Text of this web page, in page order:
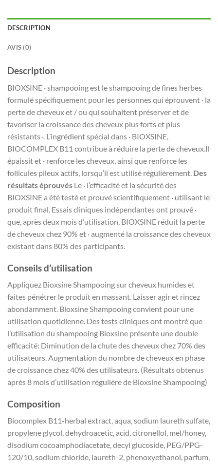
DESCRIPTION
AVIS (0)
Description
BIOXSINE · shampooing est le shampooing de fines herbes
formulé spécifiquement pour les personnes qui éprouvent · la
perte de cheveux et / ou qui souhaitent préserver et de
favoriser la croissance des cheveux plus forts et plus
résistants ·. L’ingrédient spécial dans · BIOXSINE,
BIOCOMPLEX B11 contribue à réduire la perte de cheveux.Il
épaissit et · renforce les cheveux, ainsi que renforce les
follicules pileux actifs, lorsqu’il est utilisé régulièrement. Des
résultats éprouvés Le · l’efficacité et la sécurité des
BIOXSINE a été testé et prouvé scientifiquement · utilisant le
produit final. Essais cliniques indépendantes ont prouvé ·
que, après deux mois d’utilisation, BIOXSINE réduit la perte
de cheveux chez 90% et · augmenté la croissance des cheveux
existant dans 80% des participants.
Conseils d’utilisation
Appliquez Bioxsine Shampooing sur cheveux humides et
faites pénétrer le produit en massant. Laisser agir et rincez
abondamment. Bioxsine Shampooing convient pour une
utilisation quotidienne. Des tests cliniques ont montré que
l’utilisation du shampooing Bioxsine présente une double
efficacité: Diminution de la chute des cheveux chez 70% des
utilisateurs. Augmentation du nombre de cheveux en phase
de croissance chez 40% des utilisateurs. (Résultats obtenus
après 8 mois d’utilisation régulière de Bioxsine Shampooing)
Composition
Biocomplex B11-herbal extract, aqua, sodium laureth sulfate,
propylene glycol, dehydroacetic, acid, citronellol, mel/honey,
disodium cocoamphodiacetate, decyl glucoside, PEG/PPG-
120/10, sodium chloride, laureth-2, phenoxyethanol, parfum,